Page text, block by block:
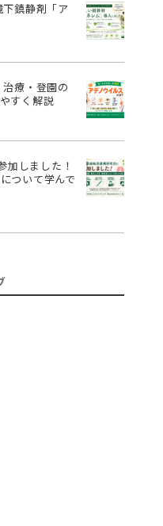
鎮静剤「ア
療・登園の
すく解説
加しました！
ついて学んで